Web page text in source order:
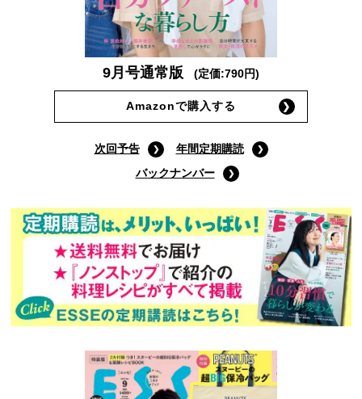
9月号通常版 (定価:790円)
Amazonで購入する
次回予告
年間定期購読
バックナンバー